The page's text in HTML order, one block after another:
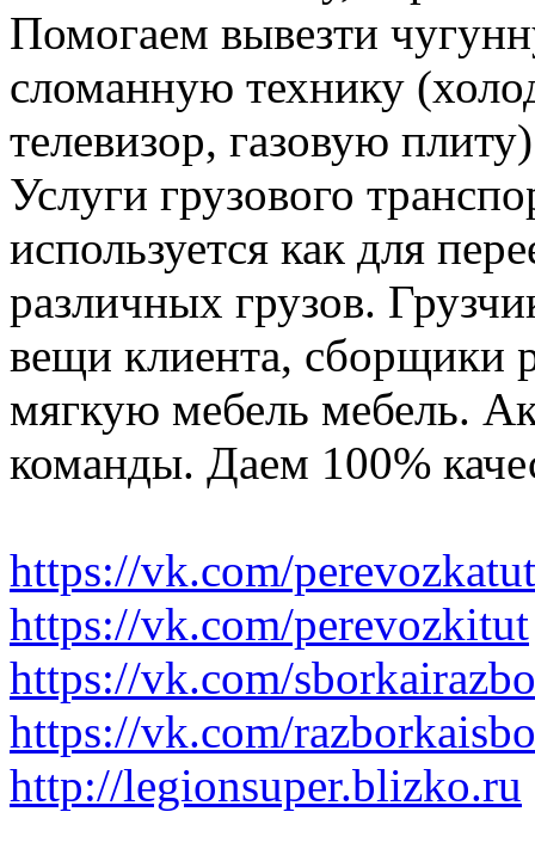
Помогаем вывезти
сломанную технику
телевизор, газовую плиту)
Услуги грузового
используется как для
различных грузов.
вещи клиента, сборщики
мягкую мебель мебель.
команды. Даем 100%
https://vk.com/perevozkatut
https://vk.com/perevozkitut
https://vk.com/
https://vk.com/
http://legionsuper.blizko.ru